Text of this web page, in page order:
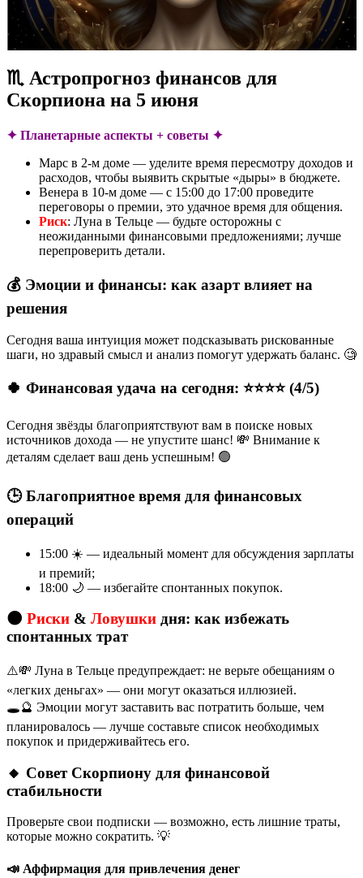
♏ Астропрогноз финансов для
Скорпиона на 5 июня
✦ Планетарные аспекты + советы ✦
Марс в 2-м доме — уделите время пересмотру доходов и
расходов, чтобы выявить скрытые «дыры» в бюджете.
Венера в 10-м доме — с 15:00 до 17:00 проведите
переговоры о премии, это удачное время для общения.
Риск: Луна в Тельце — будьте осторожны с
неожиданными финансовыми предложениями; лучше
перепроверить детали.
💰 Эмоции и финансы: как азарт влияет на
решения
Сегодня ваша интуиция может подсказывать рискованные
шаги, но здравый смысл и анализ помогут удержать баланс. 🧐
🍀 Финансовая удача на сегодня: ⭐⭐⭐⭐ (4/5)
Сегодня звёзды благоприятствуют вам в поиске новых
источников дохода — не упустите шанс! 💸 Внимание к
деталям сделает ваш день успешным! 🟢
🕒 Благоприятное время для финансовых
операций
15:00 ☀️ — идеальный момент для обсуждения зарплаты
и премий;
18:00 🌙 — избегайте спонтанных покупок.
🌑 Риски & Ловушки дня: как избежать
спонтанных трат
⚠️💸 Луна в Тельце предупреждает: не верьте обещаниям о
«легких деньгах» — они могут оказаться иллюзией.
🕳️🔮 Эмоции могут заставить вас потратить больше, чем
планировалось — лучше составьте список необходимых
покупок и придерживайтесь его.
🔸 Совет Скорпиону для финансовой
стабильности
Проверьте свои подписки — возможно, есть лишние траты,
которые можно сократить. 💡
📣 Аффирмация для привлечения денег